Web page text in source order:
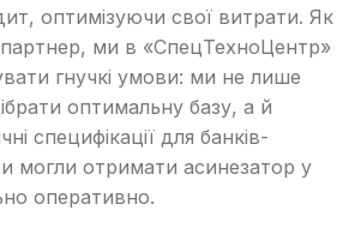
оптимізуючи свої витрати. Як
ми в «СпецТехноЦентр»
гнучкі умови: ми не лише
оптимальну базу, а й
специфікації для банків-
могли отримати асинезатор у
оперативно.